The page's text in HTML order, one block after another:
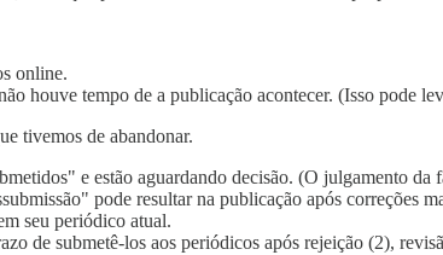
online.
houve tempo de a publicação acontecer. (Isso pode
tivemos de abandonar.
e estão aguardando decisão. (O julgamento
pode resultar na publicação após correções
seu periódico atual.
de submetê-los aos periódicos após rejeição (2),